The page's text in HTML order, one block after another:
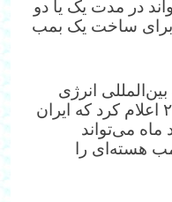
در مدت یک یا دو
برای ساخت یک بمب
انرژی
اتمی، در تاریخ ۵ آگوست ۲۰۲۴ اعلام کرد که ایران
می‌تواند
هسته‌ای را